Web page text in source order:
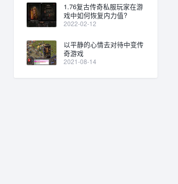
1.76复古传奇私服玩家在游
戏中如何恢复内力值?
2022-02-12
以平静的心情去对待中变传
奇游戏
2021-08-14